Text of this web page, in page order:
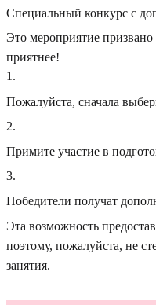
Специальный конкурс с
Это мероприятие
приятнее!
1.
Пожалуйста, сначала
2.
Примите участие в
3.
Победители получат
Эта возможность
поэтому, пожалуйста, не
занятия.